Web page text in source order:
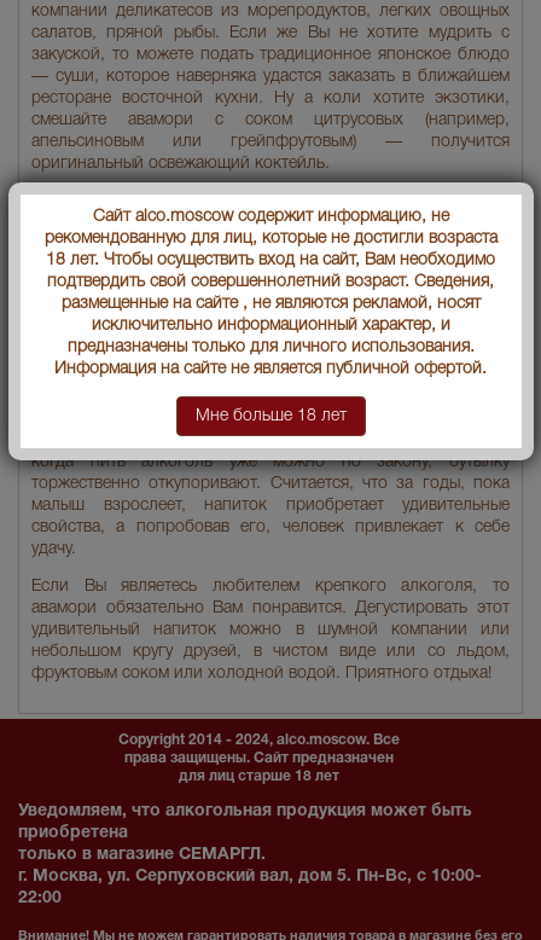
компании деликатесов из морепродуктов, легких овощных
салатов, пряной рыбы. Если же Вы не хотите мудрить с
закуской, то можете подать традиционное японское блюдо
— суши, которое наверняка удастся заказать в ближайшем
ресторане восточной кухни. Ну а коли хотите экзотики,
смешайте авамори с соком цитрусовых (например,
апельсиновым или грейпфрутовым) — получится
оригинальный освежающий коктейль.
неспешно потягивая напиток из крошечных стопок. Однако
не стоит думать, что японцы беспробудно пьют и относятся
к авамори пренебрежительно, ведь для культуры Страны
восходящего солнца он имеет огромное значение.
Свидетельством привилегированного положения напитка в
алкогольной индустрии государства является любопытная
традиция: когда в семье рождается ребенок, родственники
вручают родителям праздничную бутылку с авамори,
изготовленную из керамики или фарфора и украшенную
фотографией нового члена семьи. Когда ребенку
исполняется 20 лет, то есть в день его совершеннолетия,
когда пить алкоголь уже можно по закону, бутылку
торжественно откупоривают. Считается, что за годы, пока
малыш взрослеет, напиток приобретает удивительные
свойства, а попробовав его, человек привлекает к себе
удачу.
Если Вы являетесь любителем крепкого алкоголя, то
авамори обязательно Вам понравится. Дегустировать этот
удивительный напиток можно в шумной компании или
небольшом кругу друзей, в чистом виде или со льдом,
фруктовым соком или холодной водой. Приятного отдыха!
Copyright 2014 - 2024, alco.moscow. Все
права защищены. Сайт предназначен
для лиц старше 18 лет
Уведомляем, что алкогольная продукция может быть
приобретена
только в магазине СЕМАРГЛ.
г. Москва, ул. Серпуховский вал, дом 5. Пн-Вс, с 10:00-
22:00
Внимание! Мы не можем гарантировать наличия товара в магазине без его
Сайт alco.moscow содержит информацию, не
рекомендованную для лиц, которые не достигли возраста
18 лет. Чтобы осуществить вход на сайт, Вам необходимо
подтвердить свой совершеннолетний возраст. Сведения,
размещенные на сайте , не являются рекламой, носят
исключительно информационный характер, и
предназначены только для личного использования.
Информация на сайте не является публичной офертой.
Мне больше 18 лет